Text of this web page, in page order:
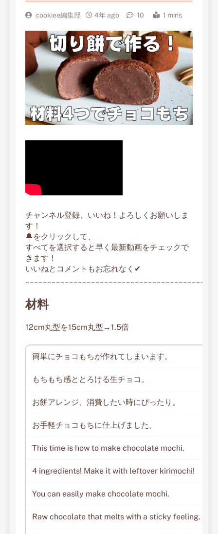
cookiee編集部 4年 ago 10 1 mins
チャンネル登録、いいね！よろしくお願いしま
す！
🔔をクリックして、
すべてを選択すると早く最新動画をチェックで
きます！
いいねとコメントもお忘れなく✔︎
材料
12cm丸型を15cm丸型→1.5倍
簡単にチョコもちが作れてしまいます。
もちもち感ととろける生チョコ。
お餅アレンジ、消費したい時にぴったり。
お手軽チョコもちに仕上げました。
This time is how to make chocolate mochi.
4 ingredients! Make it with leftover kirimochi!
You can easily make chocolate mochi.
Raw chocolate that melts with a sticky feeling.